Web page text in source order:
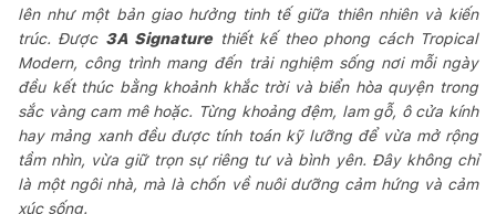
lên như một bản giao hưởng tinh tế giữa thiên nhiên và kiến
trúc. Được 3A Signaturethiết kế theo phong cách Tropical
Modern, công trình mang đến trải nghiệm sống nơi mỗi ngày
đều kết thúc bằng khoảnh khắc trời và biển hòa quyện trong
sắc vàng cam mê hoặc. Từng khoảng đệm, lam gỗ, ô cửa kính
hay mảng xanh đều được tính toán kỹ lưỡng để vừa mở rộng
tầm nhìn, vừa giữ trọn sự riêng tư và bình yên. Đây không chỉ
là một ngôi nhà, mà là chốn về nuôi dưỡng cảm hứng và cảm
xúc sống.